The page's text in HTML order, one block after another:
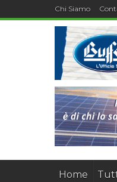
Chi Siamo
Home